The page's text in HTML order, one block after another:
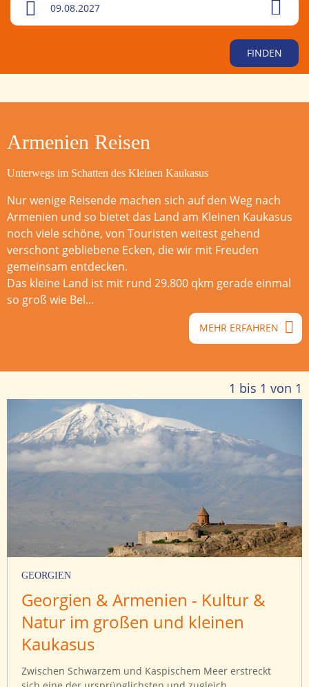
09.08.2027
Armenien Reisen
Unterwegs im Schatten des Kleinen Kaukasus
Nur wenige Reisende machen sich auf den Weg nach
Armenien und so bietet das Land am Kleinen Kaukasus
noch viele schöne, von Touristen weitest gehend
verschont gebliebene Ecken, die wir mit Freuden
gemeinsam entdecken.
Das kleine Land ist mit rund 29.800 qkm gerade einmal
so groß wie Bel...
MEHR ERFAHREN
1 bis 1 von 1
GEORGIEN
Georgien & Armenien - Kultur &
Natur im großen und kleinen
Kaukasus
Zwischen Schwarzem und Kaspischem Meer erstreckt